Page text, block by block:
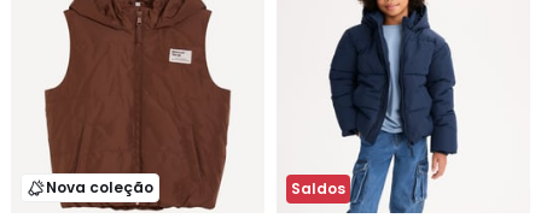
desconto
aplicado.
Nova coleção Saldos